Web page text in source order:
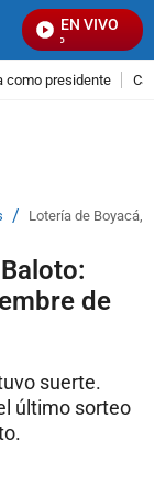
EN VIVO
como presidente
/ Lotería de Boyacá,
de
suerte.
último sorteo